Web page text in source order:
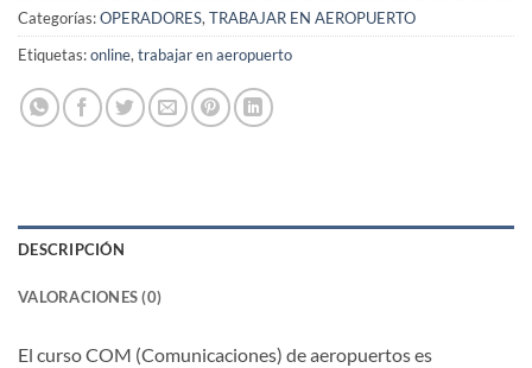
Categorías:OPERADORES, TRABAJAR EN AEROPUERTO
Etiquetas:online, trabajar en aeropuerto
DESCRIPCIÓN
VALORACIONES (0)
El curso COM (Comunicaciones) de aeropuertos es